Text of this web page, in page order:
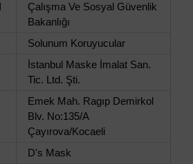
Çalışma Ve Sosyal Güvenlik
Bakanlığı
Solunum Koruyucular
İstanbul Maske İmalat San.
Tic. Ltd. Şti.
Emek Mah. Ragıp Demirkol
Blv. No:135/A
Çayırova/Kocaeli
D's Mask